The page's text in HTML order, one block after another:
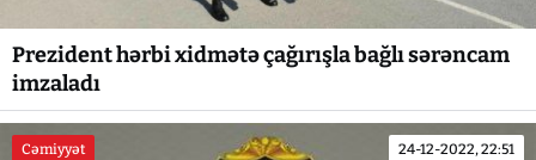
Prezident hərbi xidmətə çağırışla bağlı sərəncam
imzaladı
Cəmiyyət 24-12-2022, 22:51